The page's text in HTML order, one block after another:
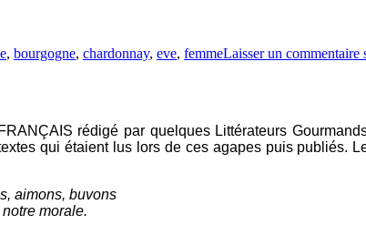
, bourgogne, chardonnay, eve, femmeLaisser un commentaire
rédigé par quelques Littérateurs
qui étaient lus lors de ces agapes puis publiés.
aimons, buvons
morale.